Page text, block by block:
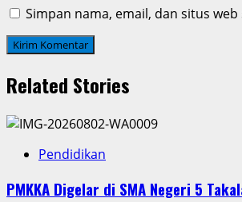
Simpan nama, email, dan situs
Related Stories
Pendidikan
PMKKA Digelar di SMA Negeri 5